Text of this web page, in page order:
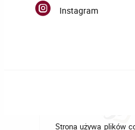
Instagram
Strona używa plików